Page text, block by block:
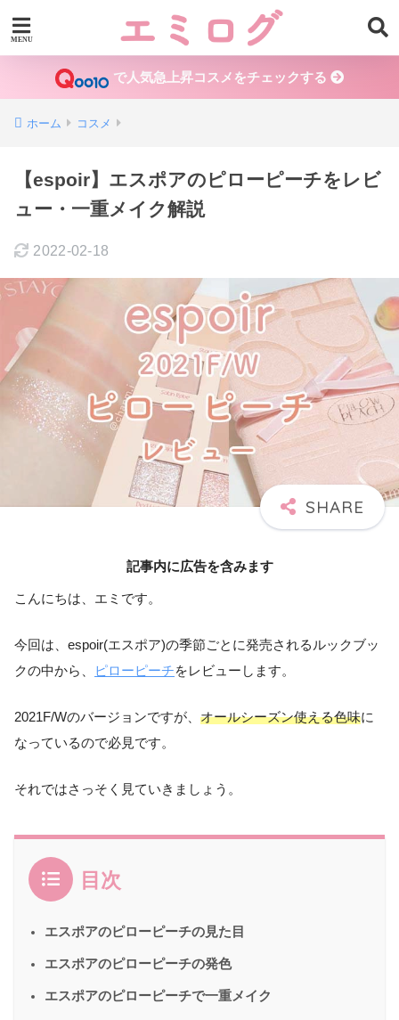
で人気急上昇コスメをチェックする
ホーム コスメ
【espoir】エスポアのピローピーチをレビ
ュー・一重メイク解説
2022-02-18
記事内に広告を含みます
こんにちは、エミです。
今回は、espoir(エスポア)の季節ごとに発売されるルックブッ
クの中から、
ピローピーチをレビューします。
2021F/Wのバージョンですが、 オールシーズン使える色味に
なっているので必見です。
それではさっそく見ていきましょう。
目次
エスポアのピローピーチの見た目
エスポアのピローピーチの発色
エスポアのピローピーチで一重メイク